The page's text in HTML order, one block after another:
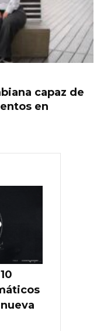
capaz de
en